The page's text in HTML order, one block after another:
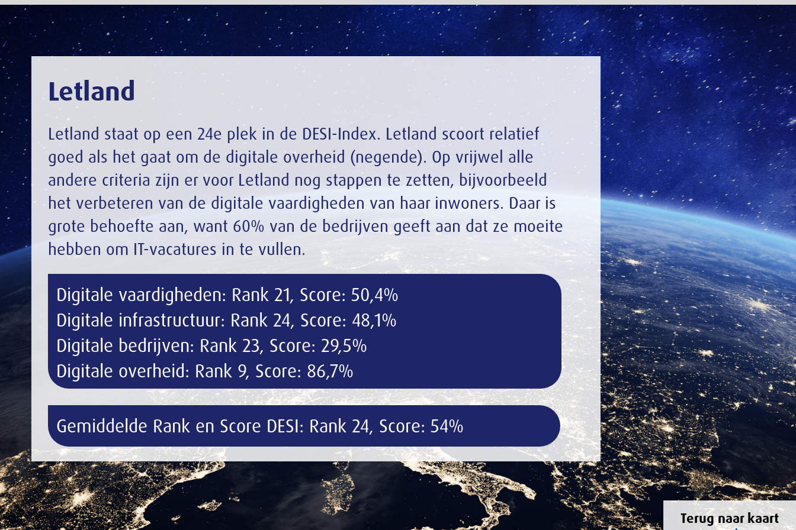
Letland staat op een 24e plek in de DESI-Index. Letland scoort relatief
goed als het gaat om de digitale overheid (negende). Op vrijwel alle
andere criteria zijn er voor Letland nog stappen te zetten, bijvoorbeeld
het verbeteren van de digitale vaardigheden van haar inwoners. Daar is
grote behoefte aan, want 60% van de bedrijven geeft aan dat ze moeite
hebben om IT-vacatures in te vullen.
Digitale vaardigheden: Rank 21, Score: 50,4%
Digitale infrastructuur: Rank 24, Score: 48,1%
Digitale bedrijven: Rank 23, Score: 29,5%
Gemiddelde Rank en Score DESI: Rank 24, Score: 54%